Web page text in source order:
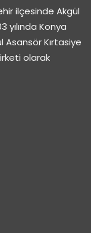
ilçesinde Akgül
Konya
Asansör Kırtasiye
olarak